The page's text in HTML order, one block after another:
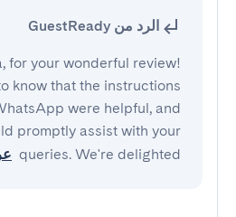
الرد من GuestReady
for your wonderful review!
know that the instructions
were helpful, and
promptly assist with your
queries. We're delighted